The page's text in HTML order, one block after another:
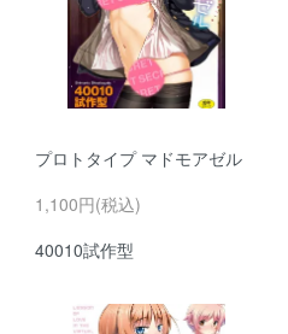
プロトタイプ マドモアゼル
1,100円(税込)
40010試作型